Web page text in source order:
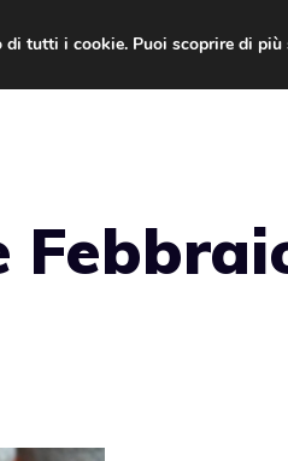
tutti i cookie. Puoi scoprire di